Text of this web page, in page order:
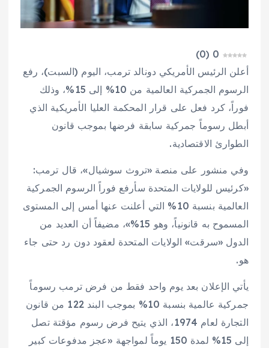
0
(
0
)
أعلن الرئيس الأمريكي دونالد ترمب، اليوم (السبت)، رفع
الرسوم الجمركية العالمية من 10% إلى 15%، وذلك
فوراً، كرد فعل على قرار المحكمة العليا الأمريكية الذي
أبطل رسوماً جمركية سابقة فرضها بموجب قانون
الطوارئ الاقتصادية.
وفي منشور على منصة «تروث سوشيال»، قال ترمب:
«كرئيس للولايات المتحدة سأرفع فوراً الرسوم الجمركية
العالمية بنسبة 10% التي أعلنت عنها أمس إلى المستوى
المسموح به قانونياً، وهو 15%»، مضيفاً أن العديد من
الدول «سرقت» الولايات المتحدة لعقود دون رد حتى جاء
هو.
يأتي الإعلان بعد يوم واحد فقط من فرض ترمب رسوماً
جمركية عالمية بنسبة 10% بموجب البند 122 من قانون
التجارة لعام 1974، الذي يتيح فرض رسوم مؤقتة تصل
إلى 15% لمدة 150 يوماً لمواجهة «عجز مدفوعات كبير